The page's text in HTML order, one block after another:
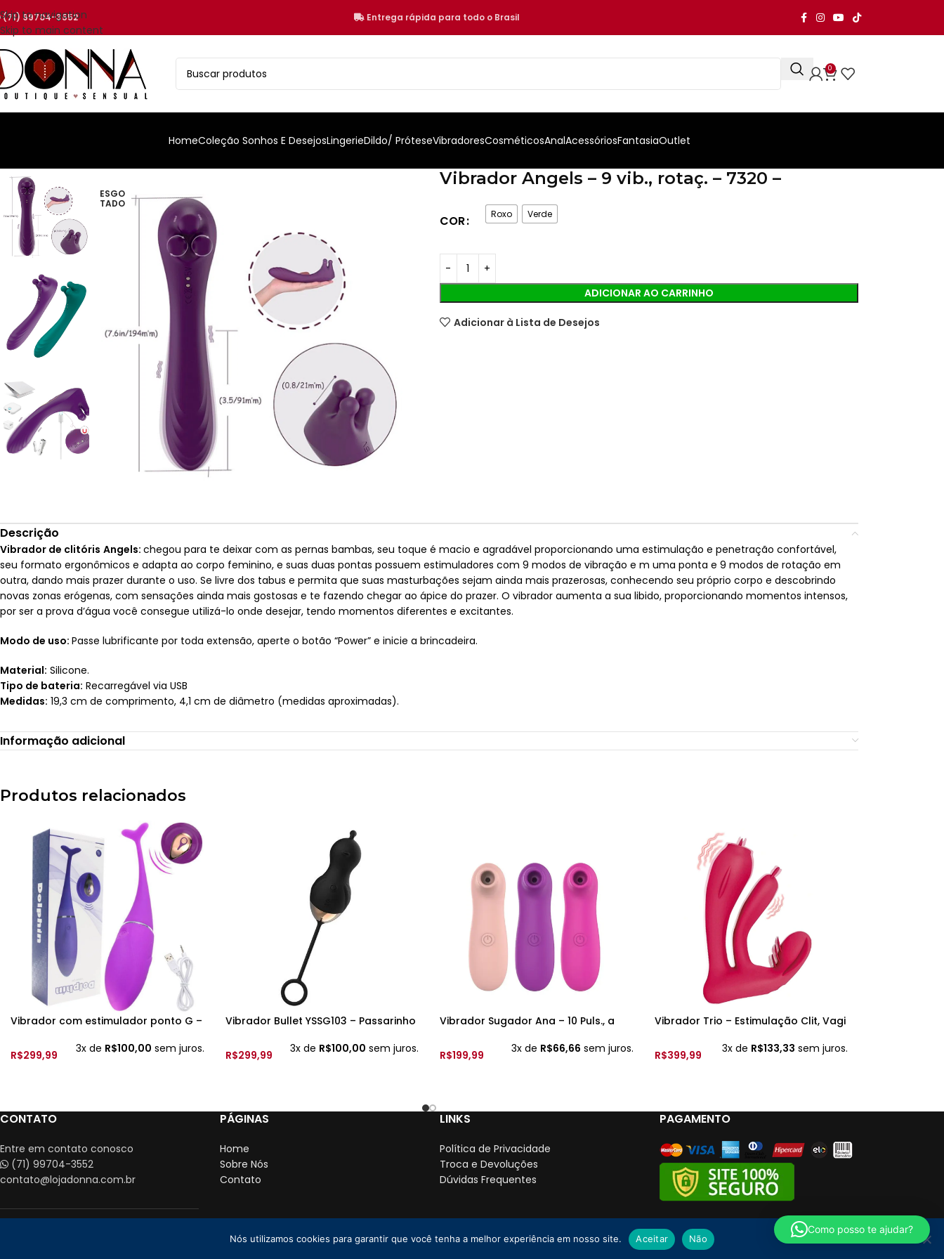
Skip to navigation
Skip to main content
(71) 99704-3552 Entrega rápida para todo o Brasil
0
HomeColeção Sonhos E DesejosLingerieDildo/ PróteseVibradoresCosméticosAnalAcessóriosFantasiaOutlet
ESGO
TADO
Vibrador Angels – 9 vib., rotaç. – 7320 –
COR Roxo Verde
ADICIONAR AO CARRINHO
Adicionar à Lista de Desejos
Descrição
Vibrador de clitóris Angels: chegou para te deixar com as pernas bambas, seu toque é macio e agradável proporcionando uma estimulação e penetração confortável,
seu formato ergonômicos e adapta ao corpo feminino, e suas duas pontas possuem estimuladores com 9 modos de vibração e m uma ponta e 9 modos de rotação em
outra, dando mais prazer durante o uso. Se livre dos tabus e permita que suas masturbações sejam ainda mais prazerosas, conhecendo seu próprio corpo e descobrindo
novas zonas erógenas, com sensações ainda mais gostosas e te fazendo chegar ao ápice do prazer. O vibrador aumenta a sua libido, proporcionando momentos intensos,
por ser a prova d’água você consegue utilizá-lo onde desejar, tendo momentos diferentes e excitantes.
Modo de uso: Passe lubrificante por toda extensão, aperte o botão “Power” e inicie a brincadeira.
Material: Silicone.
Tipo de bateria: Recarregável via USB
Medidas: 19,3 cm de comprimento, 4,1 cm de diâmetro (medidas aproximadas).
Recomendações:
Seque com papel toalha descartável ou deixar secar natural.
Conservar fora da luz solar e não expor a temperatura superior a 50ºC
Não usar em locais com inflamações ou lacerações;
Manter fora do alcance de crianças;
Guardar em local seco, arejado e ao abrigo da luz.
Postagem após 01 dia útil da confirmação do pagamento. Imagem meramente ilustrativa.
Informação adicional
Produtos relacionados
Vibrador com estimulador ponto G –
R$299,99 3x de R$100,00 sem juros.
Vibrador Bullet YSSG103 – Passarinho
R$299,99 3x de R$100,00 sem juros.
Vibrador Sugador Ana – 10 Puls., a
R$199,99 3x de R$66,66 sem juros.
Vibrador Trio – Estimulação Clit, Vagi
R$399,99 3x de R$133,33 sem juros.
CONTATO
Entre em contato conosco
(71) 99704-3552
contato@lojadonna.com.br
PÁGINAS
Home
Sobre Nós
Contato
LINKS
Política de Privacidade
Troca e Devoluções
Dúvidas Frequentes
PAGAMENTO
Loja Donna CNPJ: 35.766.478/0001-01 2025 Todos os direitos reservados. | By Lebrun
Como posso te ajudar?
Nós utilizamos cookies para garantir que você tenha a melhor experiência em nosso site. Aceitar Não